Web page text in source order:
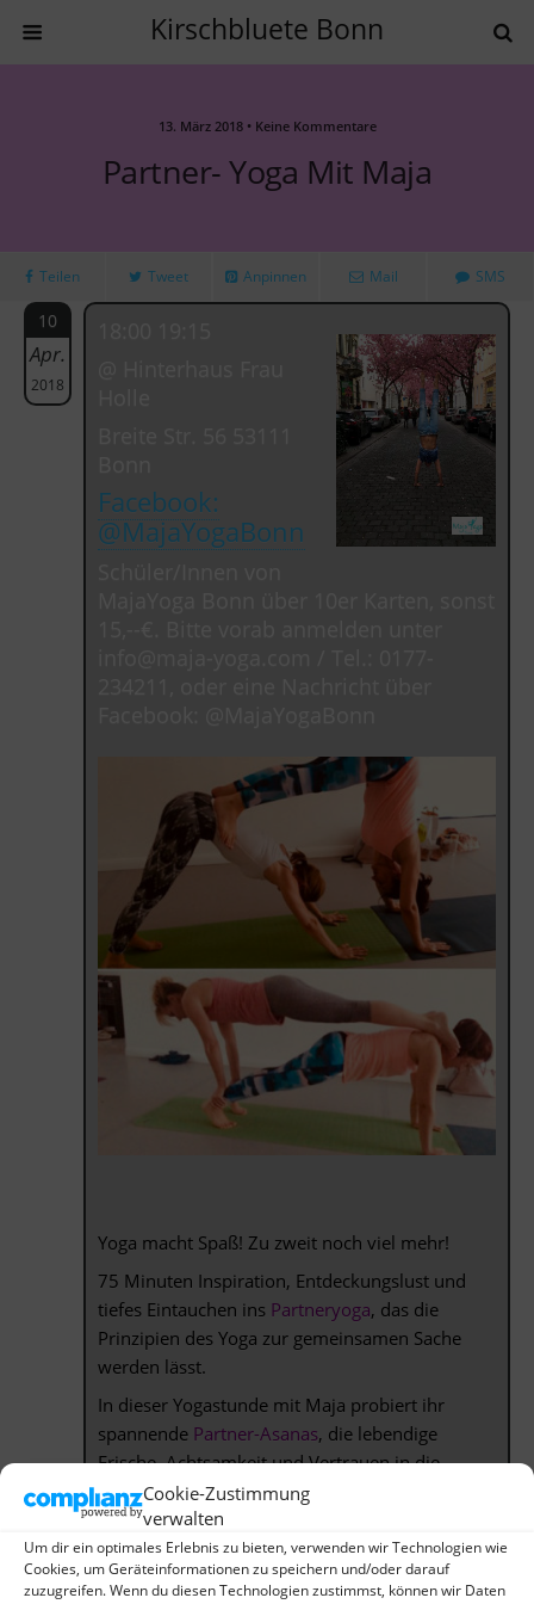
Cookie-Zustimmung
verwalten
Um dir ein optimales Erlebnis zu bieten, verwenden wir Technologien wie
Cookies, um Geräteinformationen zu speichern und/oder darauf
zuzugreifen. Wenn du diesen Technologien zustimmst, können wir Daten
Kirschbluete Bonn
13. März 2018 • Keine Kommentare
Partner- Yoga Mit Maja
Teilen Tweet Anpinnen Mail SMS
10
Apr.
2018
Facebook:
@MajaYogaBonn
Yoga macht Spaß! Zu zweit noch viel mehr!
75 Minuten Inspiration, Entdeckungslust und
tiefes Eintauchen ins Partneryoga, das die
Prinzipien des Yoga zur gemeinsamen Sache
werden lässt.
In dieser Yogastunde mit Maja probiert ihr
spannende Partner-Asanas, die lebendige
Frische, Achtsamkeit und Vertrauen in die
Beziehung zu
sich selbst und zum Yoga-Partner bringen.